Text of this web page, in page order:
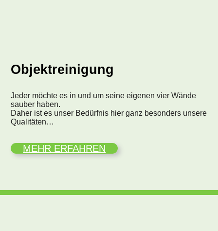
Objektreinigung
Jeder möchte es in und um seine eigenen vier Wände
sauber haben.
Daher ist es unser Bedürfnis hier ganz besonders unsere
Qualitäten…
MEHR ERFAHREN